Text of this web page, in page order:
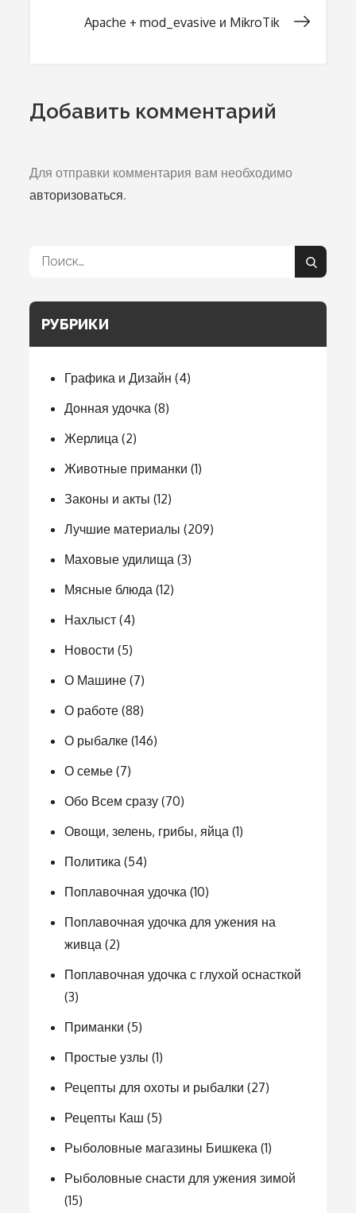
поApache + mod_evasive и MikroTik
Добавить комментарий
Для отправки комментария вам необходимо
авторизоваться.
Поиск:
Поиск
РУБРИКИ
Графика и Дизайн (4)
Донная удочка (8)
Жерлица (2)
Животные приманки (1)
Законы и акты (12)
Лучшие материалы (209)
Маховые удилища (3)
Мясные блюда (12)
Нахлыст (4)
Новости (5)
О Машине (7)
О работе (88)
О рыбалке (146)
О семье (7)
Обо Всем сразу (70)
Овощи, зелень, грибы, яйца (1)
Политика (54)
Поплавочная удочка (10)
Поплавочная удочка для ужения на
живца (2)
Поплавочная удочка с глухой оснасткой
(3)
Приманки (5)
Простые узлы (1)
Рецепты для охоты и рыбалки (27)
Рецепты Каш (5)
Рыболовные магазины Бишкека (1)
Рыболовные снасти для ужения зимой
(15)